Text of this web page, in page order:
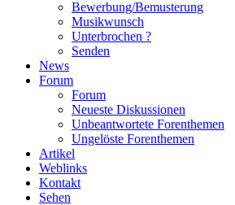
Bewerbung/Bemusterung
Musikwunsch
Unterbrochen ?
Senden
News
Forum
Forum
Neueste Diskussionen
Unbeantwortete Forenthemen
Ungelöste Forenthemen
Artikel
Weblinks
Kontakt
Sehen